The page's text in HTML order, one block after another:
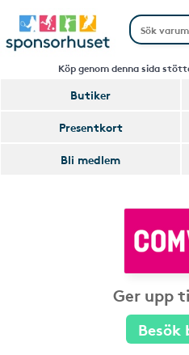
Köp genom denna sida
Butiker
Presentkort
Bli medlem
Ger upp